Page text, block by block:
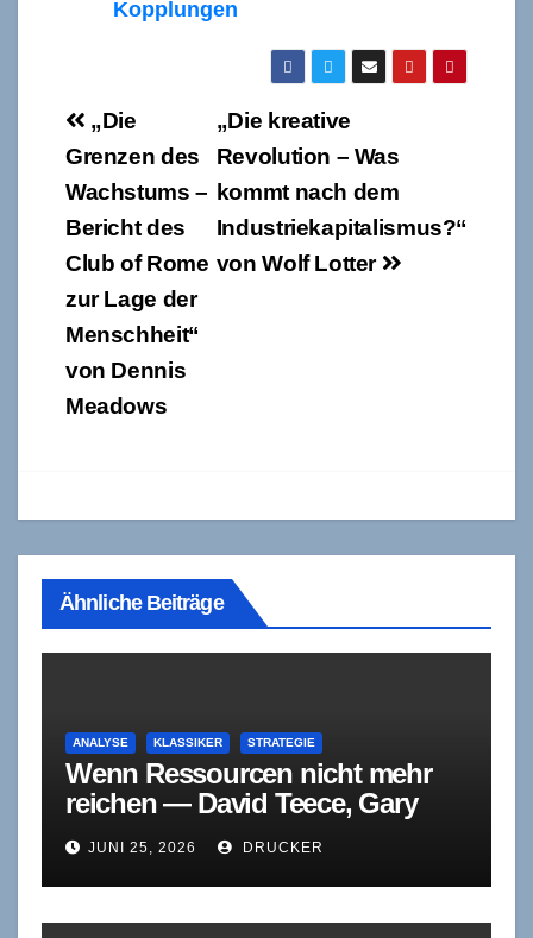
Kopplungen
Beitragsnavigation
„Die kreative
Revolution – Was
kommt nach dem
Industriekapitalismus?“
von Wolf Lotter
„Die
Grenzen des
Wachstums –
Bericht des
Club of Rome
zur Lage der
Menschheit“
von Dennis
Meadows
Ähnliche Beiträge
ANALYSE KLASSIKER STRATEGIE
Wenn Ressourcen nicht mehr
reichen — David Teece, Gary
Pisano und Amy Shuen über die
Fähigkeit zum Wandel
JUNI 25, 2026 DRUCKER